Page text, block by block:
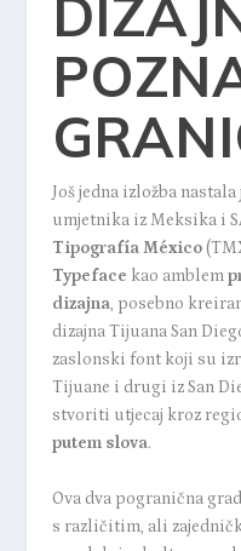
Još jedna izložba
umjetnika iz Meksika i
Tipografía México
Typeface kao amblem
dizajna, posebno
dizajna Tijuana San
zaslonski font koji su
Tijuane i drugi iz San
stvoriti utjecaj kroz
putem slova.
Ova dva pogranična
s različitim, ali